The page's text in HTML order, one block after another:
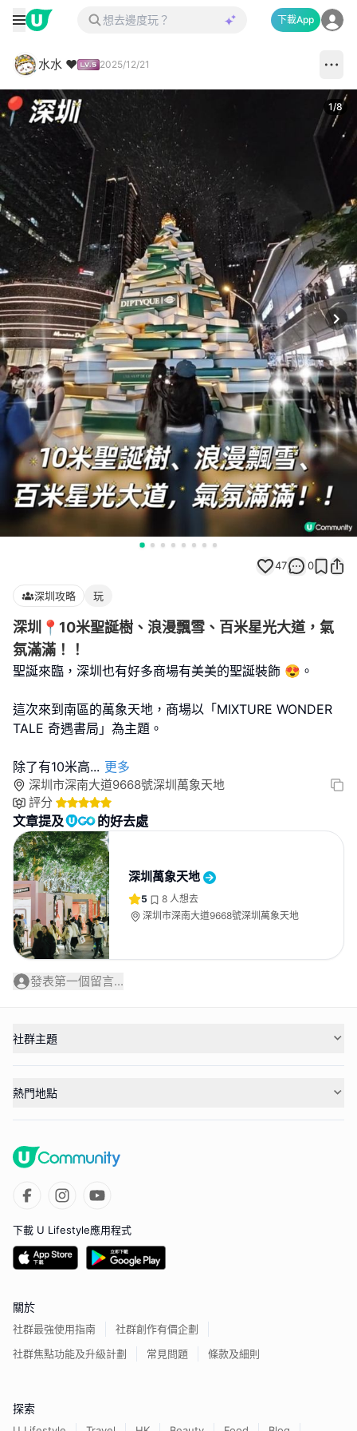
下載App
水水 ❤️ 2025/12/21
1/8
47 0
深圳攻略 玩
深圳📍10米聖誕樹、浪漫飄雪、百米星光大道，氣
氛滿滿！！
聖誕來臨，深圳也有好多商場有美美的聖誕裝飾 😍。
這次來到南區的萬象天地，商場以「MIXTURE WONDER
TALE 奇遇書局」為主題。
除了有10米高... 更多
深圳市深南大道9668號深圳萬象天地
評分
文章提及 的好去處
深圳萬象天地
5 8 人想去
深圳市深南大道9668號深圳萬象天地
發表第一個留言...
社群主題
熱門地點
下載 U Lifestyle應用程式
關於
社群最強使用指南
社群創作有價企劃
社群焦點功能及升級計劃
常見問題 條款及細則
探索